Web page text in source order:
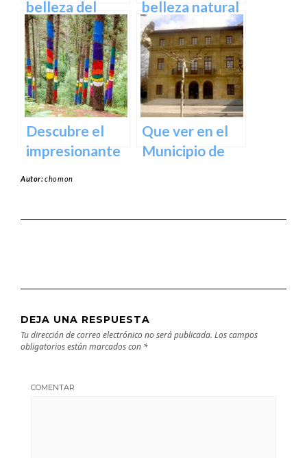
belleza del
Santuario de
Arantzazu en
Guipuzcoa –
Guía turística y
cultural
belleza natural
del Parque
Natural de
Aralar en tu
próxima
escapada
Descubre el
impresionante
Que ver en el
Municipio de
Autor:chomon
DEJA UNA RESPUESTA
Tu dirección de correo electrónico no será publicada. Los campos
obligatorios están marcados con *
COMENTAR